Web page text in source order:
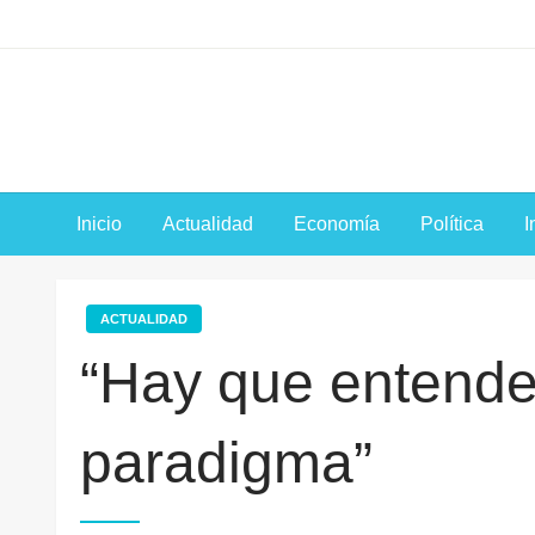
al
Inicio Actualidad Economía Política
ACTUALIDAD
“Hay que
paradigma”